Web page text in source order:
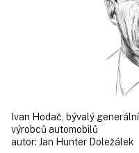
Ivan Hodač, bývalý
výrobců automobilů
autor: Jan Hunter Doležálek